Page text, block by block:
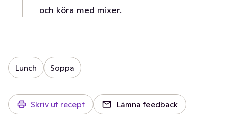
och köra med mixer.
Lunch Soppa
Skriv ut recept Lämna feedback